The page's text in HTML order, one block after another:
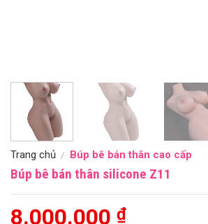
Trang chủ / Búp bê bán thân cao cấp
Búp bê bán thân silicone Z11
8.000.000 ₫